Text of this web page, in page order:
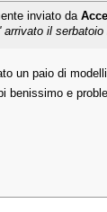
inviato da
arrivato il
un paio di
benissimo e